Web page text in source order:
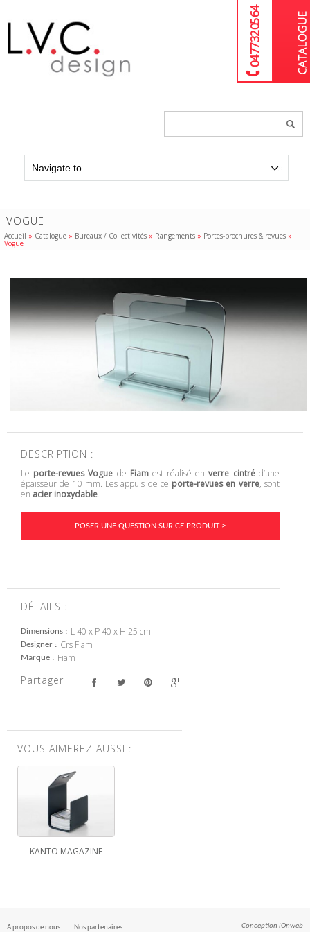
04 77 32 05 64
VOGUE
Accueil » Catalogue » Bureaux / Collectivités » Rangements » Portes-brochures & revues »
Vogue
DESCRIPTION :
Le porte-revues Vogue de Fiamest réalisé enverre cintréd’une
épaisseur de 10 mm. Les appuis de ce porte-revues en verre, sont
en acier inoxydable.
POSER UNE QUESTION SUR CE PRODUIT >
DÉTAILS :
Dimensions L 40 x P 40 x H 25 cm
Designer Crs Fiam
Marque Fiam
Partager
VOUS AIMEREZ AUSSI :
KANTO MAGAZINE
A propos de nous Nos partenaires Conception iOnweb